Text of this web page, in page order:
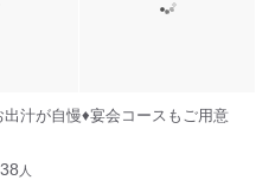
汁が自慢♦宴会コースもご用意
人